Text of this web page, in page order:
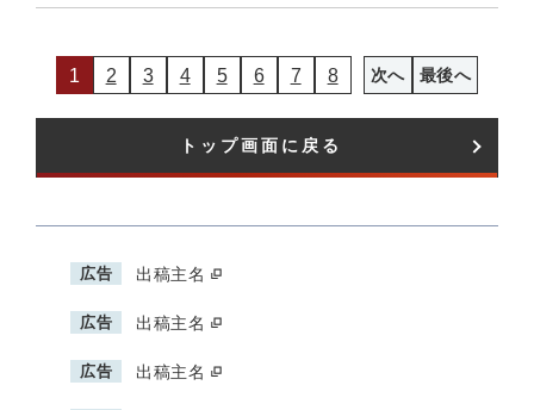
1 2 3 4 5 6 7 8 次へ 最後へ
トップ画面に戻る
広告 出稿主名
広告 出稿主名
広告 出稿主名